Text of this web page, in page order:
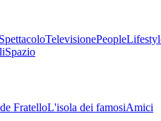
SpettacoloTelevisionePeople
Spazio
FratelloL'isola dei famosiAmici